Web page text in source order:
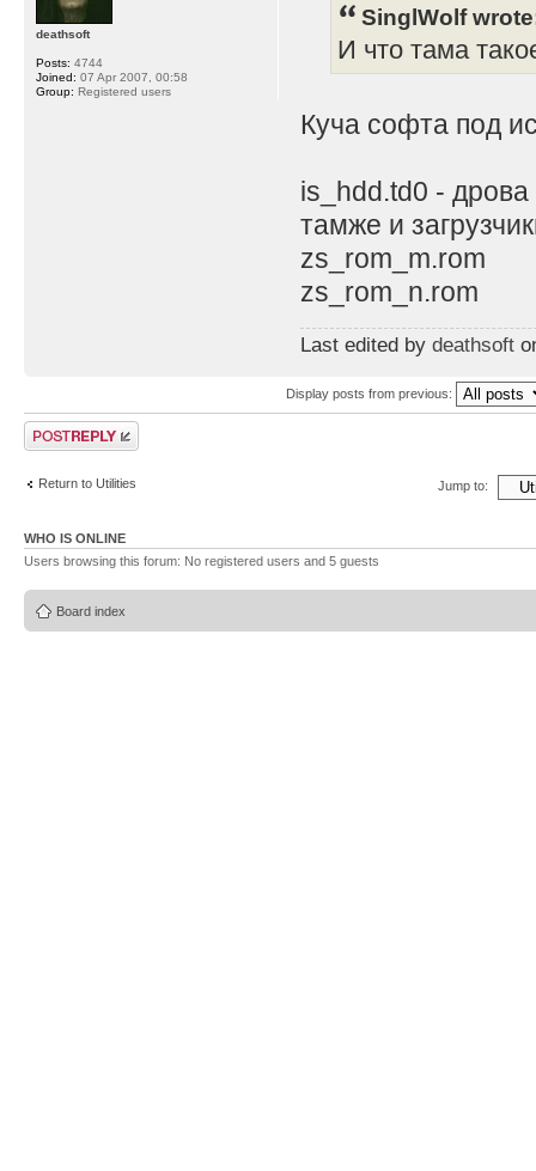
SinglWolf
И что тама
Куча софта под
is_hdd.td0 -
тамже и
zs_rom_m.rom
zs_rom_n.rom
Last edited by deathsoft
deathsoft
Posts: 4744
Joined: 07 Apr 2007, 00:58
Group: Registered users
Display posts from previous:
Post a reply
Return to Utilities Jump to:
WHO IS ONLINE
Users browsing this forum: No registered users and 5 guests
Board index